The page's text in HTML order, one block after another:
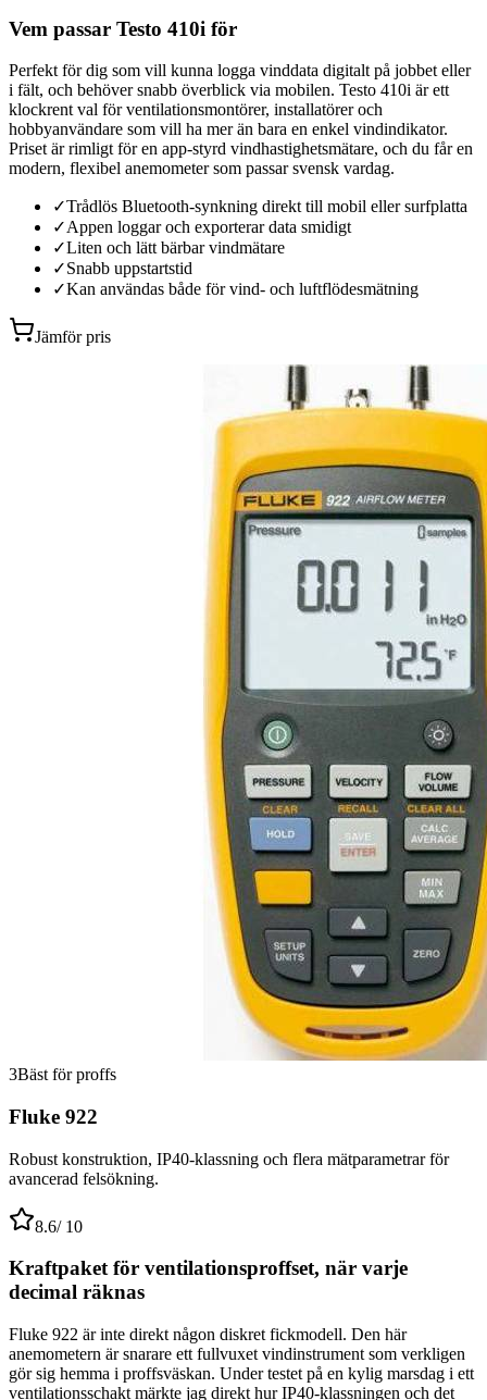
Vem passar Testo 410i för
Perfekt för dig som vill kunna logga vinddata digitalt på jobbet eller
i fält, och behöver snabb överblick via mobilen. Testo 410i är ett
klockrent val för ventilationsmontörer, installatörer och
hobbyanvändare som vill ha mer än bara en enkel vindindikator.
Priset är rimligt för en app-styrd vindhastighetsmätare, och du får en
modern, flexibel anemometer som passar svensk vardag.
✓Trådlös Bluetooth-synkning direkt till mobil eller surfplatta
✓Appen loggar och exporterar data smidigt
✓Liten och lätt bärbar vindmätare
✓Snabb uppstartstid
✓Kan användas både för vind- och luftflödesmätning
Jämför pris
3Bäst för proffs
Fluke 922
Robust konstruktion, IP40-klassning och flera mätparametrar för
avancerad felsökning.
8.6/ 10
Kraftpaket för ventilationsproffset, när varje
decimal räknas
Fluke 922 är inte direkt någon diskret fickmodell. Den här
anemometern är snarare ett fullvuxet vindinstrument som verkligen
gör sig hemma i proffsväskan. Under testet på en kylig marsdag i ett
ventilationsschakt märkte jag direkt hur IP40-klassningen och det